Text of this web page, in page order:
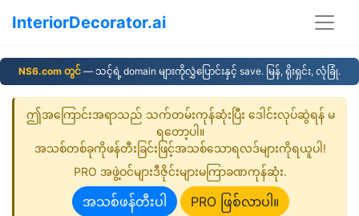
InteriorDecorator.ai
NS6.com တွင် — သင့်ရဲ့ domain များကိုလွှဲပြောင်းနှင့် save. မြန်, ရိုးရှင်း, လုံခြုံ.
ဤအကြောင်းအရာသည် သက်တမ်းကုန်ဆုံးပြီး ဒေါင်းလုပ်ဆွဲရန် မ
ရတော့ပါ။
အသစ်တစ်ခုကိုဖန်တီးခြင်းဖြင့်အသစ်သောရလဒ်များကိုရယူပါ!
PRO အဖွဲ့ဝင်များဒီဇိုင်းများမကြာခဏကုန်ဆုံး.
အသစ်ဖန်တီးပါ PRO ဖြစ်လာပါ။